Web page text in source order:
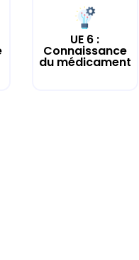
UE 6 :
Connaissance
du médicament